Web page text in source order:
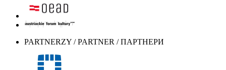
PARTNERZY / PARTNER / ПАРТНЕРИ